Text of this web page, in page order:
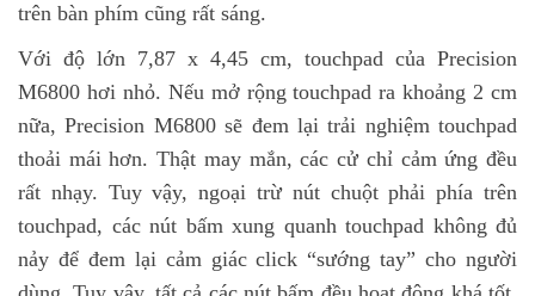
trên bàn phím cũng rất sáng.
Với độ lớn 7,87 x 4,45 cm, touchpad của Precision
M6800 hơi nhỏ. Nếu mở rộng touchpad ra khoảng 2 cm
nữa, Precision M6800 sẽ đem lại trải nghiệm touchpad
thoải mái hơn. Thật may mắn, các cử chỉ cảm ứng đều
rất nhạy. Tuy vậy, ngoại trừ nút chuột phải phía trên
touchpad, các nút bấm xung quanh touchpad không đủ
nảy để đem lại cảm giác click “sướng tay” cho người